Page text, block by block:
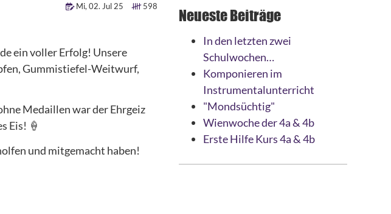
Mi, 02. Jul 25 598
ein voller Erfolg! Unsere
Gummistiefel-Weitwurf,
Medaillen war der Ehrgeiz
Eis! 🍦
und mitgemacht haben!
Neueste Beiträge
In den letzten zwei
Schulwochen…
Komponieren im
Instrumentalunterricht
"Mondsüchtig"
Wienwoche der 4a & 4b
Erste Hilfe Kurs 4a & 4b